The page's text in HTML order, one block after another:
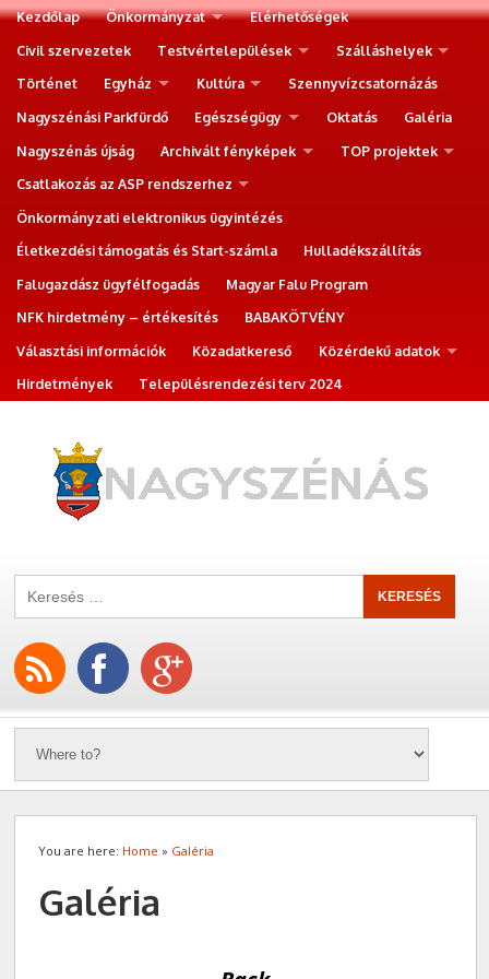
Kezdőlap Önkormányzat
Elérhetőségek
Civil szervezetek
Testvértelepülések
Szálláshelyek
Történet
Egyház Kultúra
Szennyvízcsatornázás
Nagyszénási Parkfürdő
Egészségügy Oktatás
Galéria
Nagyszénás újság
Archivált fényképek
TOP projektek
Csatlakozás az ASP rendszerhez
Önkormányzati elektronikus ügyintézés
Életkezdési támogatás és Start-számla
Hulladékszállítás
Falugazdász ügyfélfogadás
Magyar Falu Program
NFK hirdetmény – értékesítés
BABAKÖTVÉNY
Választási információk
Közadatkereső
Közérdekű adatok
Hirdetmények
Településrendezési terv 2024
You are here: Home » Galéria
Galéria